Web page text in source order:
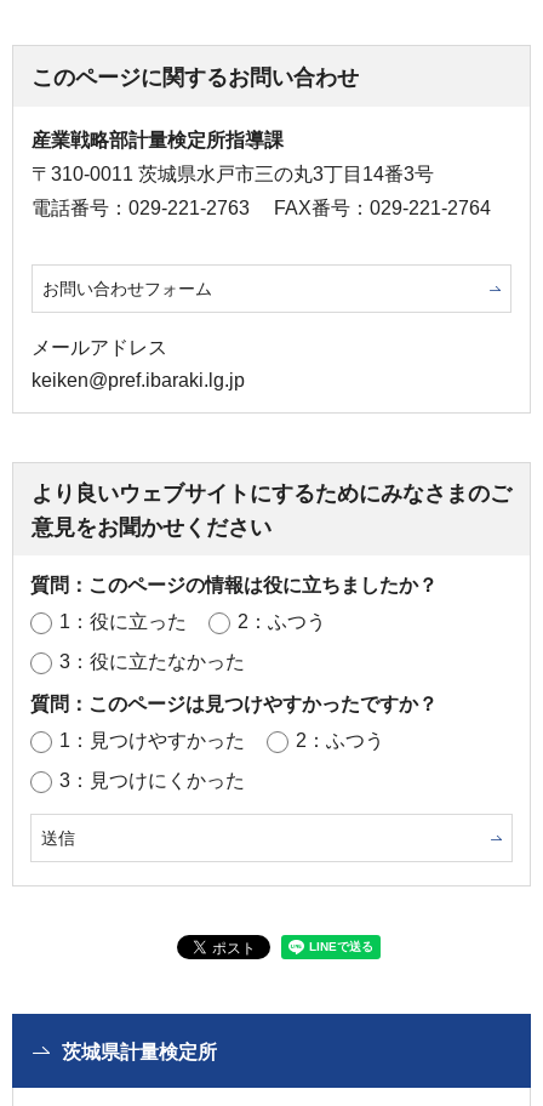
このページに関するお問い合わせ
産業戦略部計量検定所指導課
〒310-0011 茨城県水戸市三の丸3丁目14番3号
電話番号：029-221-2763
FAX番号：029-221-2764
お問い合わせフォーム
メールアドレス
keiken@pref.ibaraki.lg.jp
より良いウェブサイトにするためにみなさまのご
意見をお聞かせください
質問：このページの情報は役に立ちましたか？
1：役に立った
2：ふつう
3：役に立たなかった
質問：このページは見つけやすかったですか？
1：見つけやすかった
2：ふつう
3：見つけにくかった
茨城県計量検定所